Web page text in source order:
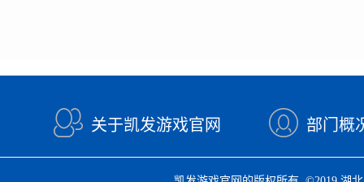
关于凯发游戏官网 部门概